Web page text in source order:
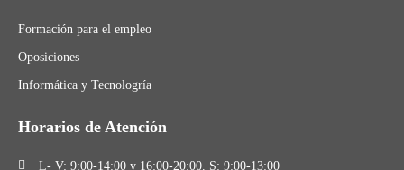
Formación para el empleo
Oposiciones
Informática y Tecnologría
Horarios de Atención
L- V: 9:00-14:00 y 16:00-20:00. S: 9:00-13:00